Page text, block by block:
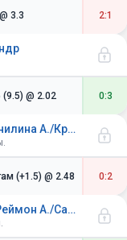
@ 3.3 2:1
(9.5) @ 2.02 0:3
Калинина А./Ястремская Д. - Данилина А./Крунич А.
(+1.5) @ 2.48 0:2
Рейес-Варела М.-А./Табило А. - Реймон А./Санчес Л.